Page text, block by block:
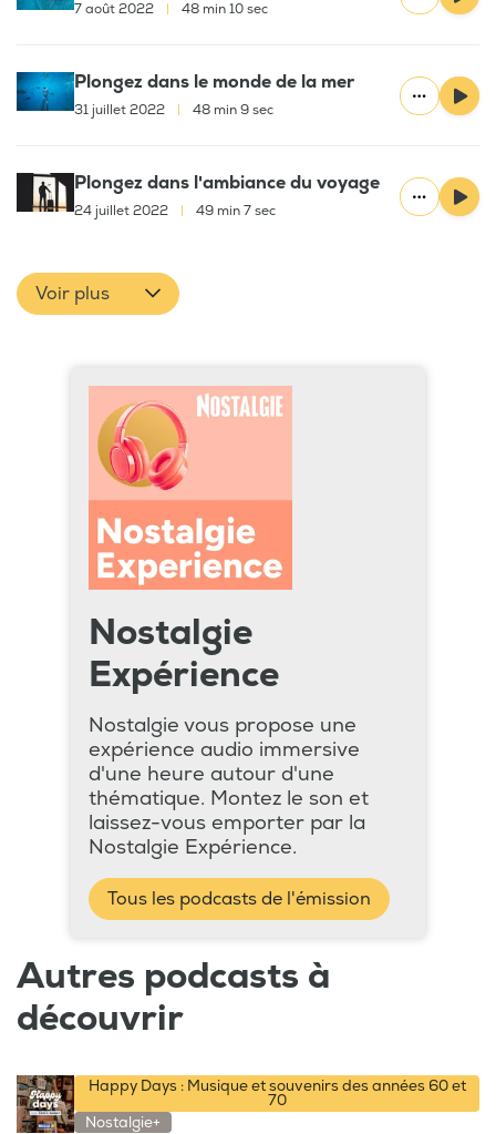
7 août 2022 48 min 10 sec
Plongez dans le monde de la mer
31 juillet 2022 48 min 9 sec
Plongez dans l'ambiance du voyage
24 juillet 2022 49 min 7 sec
Voir plus
Nostalgie
Expérience
Nostalgie vous propose une
expérience audio immersive
d'une heure autour d'une
thématique. Montez le son et
laissez-vous emporter par la
Nostalgie Expérience.
Tous les podcasts de l'émission
Autres podcasts à
découvrir
Happy Days : Musique et souvenirs des années 60 et
70
Nostalgie+